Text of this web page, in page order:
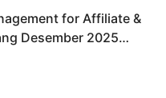
for Affiliate &
Desember 2025